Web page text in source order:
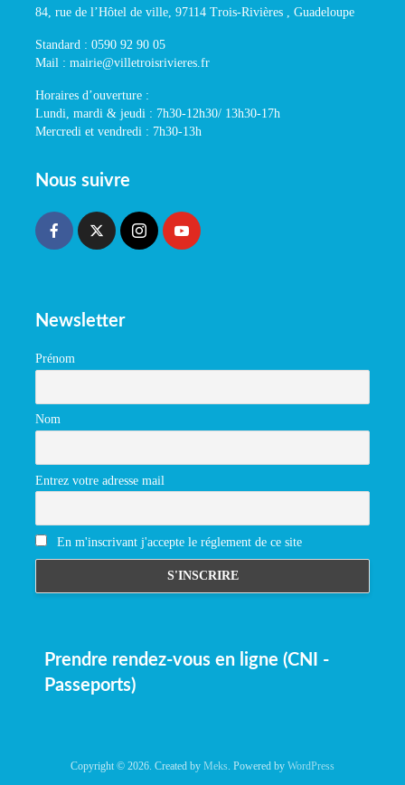
84, rue de l’Hôtel de ville, 97114 Trois-Rivières , Guadeloupe
Standard : 0590 92 90 05
Mail : mairie@villetroisrivieres.fr
Horaires d’ouverture :
Lundi, mardi & jeudi : 7h30-12h30/ 13h30-17h
Mercredi et vendredi : 7h30-13h
Nous suivre
Newsletter
Prénom
Nom
Entrez votre adresse mail
En m'inscrivant j'accepte le réglement de ce site
Prendre rendez-vous en ligne (CNI -
Passeports)
Copyright © 2026. Created by Meks . Powered by WordPress